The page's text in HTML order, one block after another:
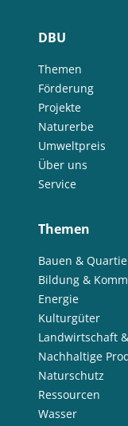
DBU
Themen
Förderung
Projekte
Naturerbe
Umweltpreis
Über uns
Service
Themen
Bauen &
Bildung &
Energie
Kulturgüter
Landwirtschaft
Nachhaltige
Naturschutz
Ressourcen
Wasser